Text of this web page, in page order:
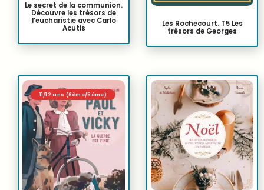
Le secret de la communion.
Découvre les trésors de
l’eucharistie avec Carlo
Acutis
Les Rochecourt. T5 Les
trésors de Georges
11/12 ans (6ème/5ème)